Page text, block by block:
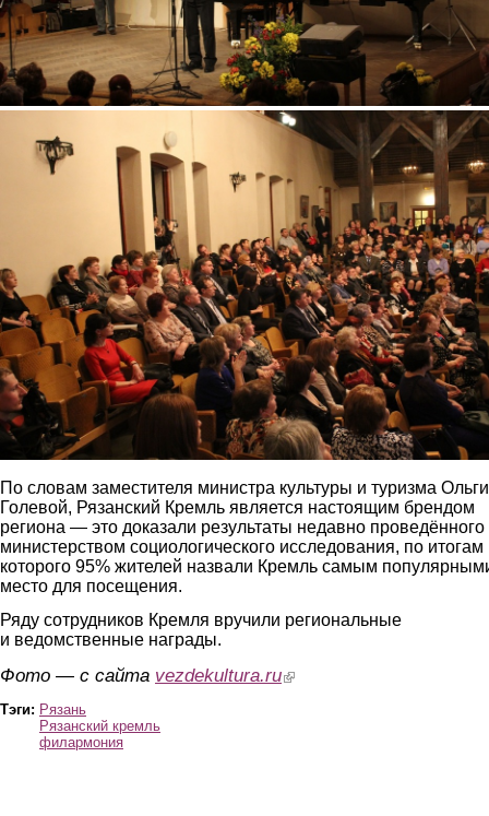
По словам заместителя министра культуры и туризма Ольги
Голевой, Рязанский Кремль является настоящим брендом
региона — это доказали результаты недавно проведённого
министерством социологического исследования, по итогам
которого 95% жителей назвали Кремль самым
место для посещения.
Ряду сотрудников Кремля вручили региональные
и ведомственные награды.
Фото — с сайта vezdekultura.ru(link is external)
Тэги: Рязань
Рязанский кремль
филармония